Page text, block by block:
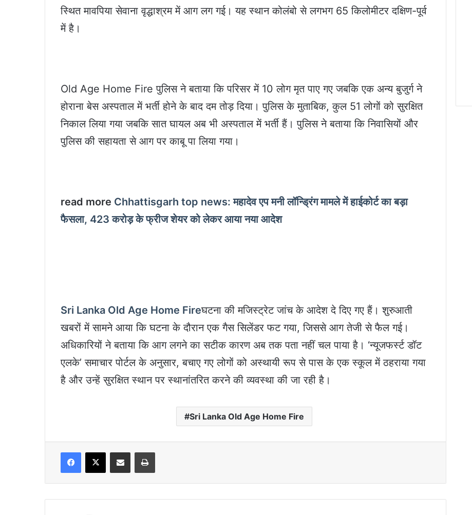
स्थित मावपिया सेवाना वृद्धाश्रम में आग लग गई। यह स्थान कोलंबो से लगभग 65 किलोमीटर दक्षिण-पूर्व
में है।
Old Age Home Fire पुलिस ने बताया कि परिसर में 10 लोग मृत पाए गए जबकि एक अन्य बुजुर्ग ने
होराना बेस अस्पताल में भर्ती होने के बाद दम तोड़ दिया। पुलिस के मुताबिक, कुल 51 लोगों को सुरक्षित
निकाल लिया गया जबकि सात घायल अब भी अस्पताल में भर्ती हैं। पुलिस ने बताया कि निवासियों और
पुलिस की सहायता से आग पर काबू पा लिया गया।
read more Chhattisgarh top news: महादेव एप मनी लॉन्ड्रिंग मामले में हाईकोर्ट का बड़ा
फैसला, 423 करोड़ के फ्रीज शेयर को लेकर आया नया आदेश
Sri Lanka Old Age Home Fireघटना की मजिस्ट्रेट जांच के आदेश दे दिए गए हैं। शुरुआती
खबरों में सामने आया कि घटना के दौरान एक गैस सिलेंडर फट गया, जिससे आग तेजी से फैल गई।
अधिकारियों ने बताया कि आग लगने का सटीक कारण अब तक पता नहीं चल पाया है। ‘न्यूजफर्स्ट डॉट
एलके’ समाचार पोर्टल के अनुसार, बचाए गए लोगों को अस्थायी रूप से पास के एक स्कूल में ठहराया गया
है और उन्हें सुरक्षित स्थान पर स्थानांतरित करने की व्यवस्था की जा रही है।
Sri Lanka Old Age Home Fire
Facebook
X Share via Email Print